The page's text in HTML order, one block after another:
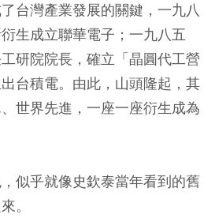
台灣產業發展的關鍵，一九八
生成立聯華電子；一九八五
研院院長，確立「晶圓代工營
台積電。由此，山頭隆起，其
世界先進，一座一座衍生成為
似乎就像史欽泰當年看到的舊
。